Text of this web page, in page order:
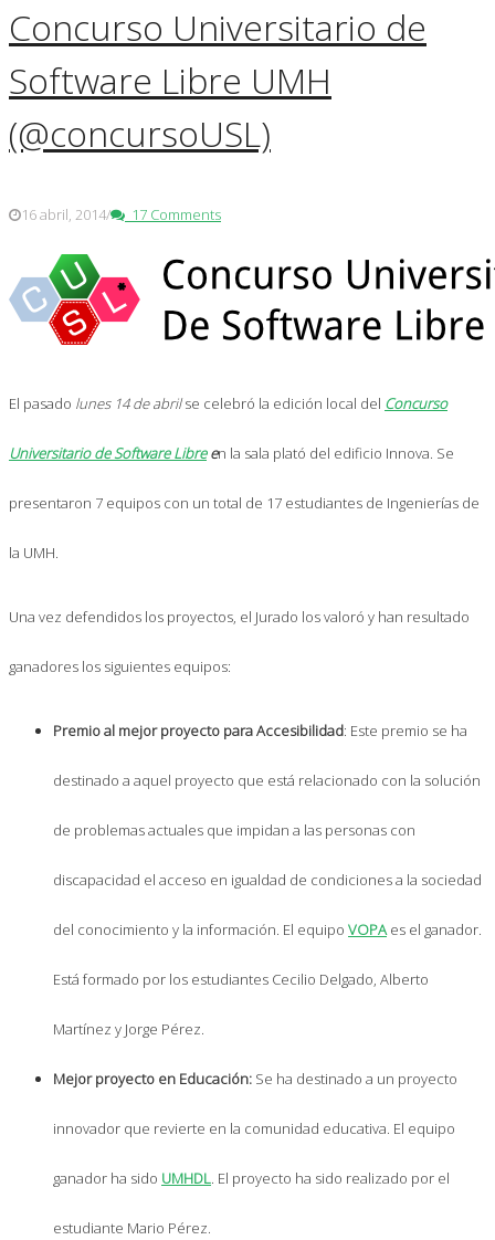
Concurso Universitario de
Software Libre UMH
(@concursoUSL)
16 abril, 2014/ 17 Comments
El pasado lunes 14 de abrilse celebró la edición local del Concurso
Universitario de Software Libreen la sala plató del edificio Innova. Se
presentaron 7 equipos con un total de 17 estudiantes de Ingenierías de
la UMH.
Una vez defendidos los proyectos, el Jurado los valoró y han resultado
ganadores los siguientes equipos:
Premio al mejor proyecto para Accesibilidad: Este premio se ha
destinado a aquel proyecto que está relacionado con la solución
de problemas actuales que impidan a las personas con
discapacidad el acceso en igualdad de condiciones a la sociedad
del conocimiento y la información. El equipo VOPAes el ganador.
Está formado por los estudiantes Cecilio Delgado, Alberto
Martínez y Jorge Pérez.
Mejor proyecto en Educación: Se ha destinado a un proyecto
innovador que revierte en la comunidad educativa. El equipo
ganador ha sido UMHDL. El proyecto ha sido realizado por el
estudiante Mario Pérez.